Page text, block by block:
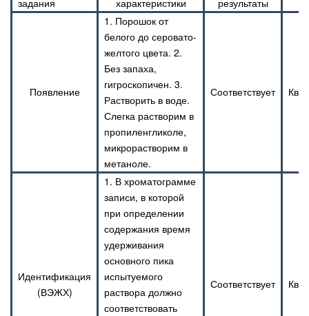
задания
характеристики
результаты
Появление
1. Порошок от
белого до серовато-
желтого цвета. 2.
Без запаха,
гигроскопичен. 3.
Растворить в воде.
Слегка растворим в
пропиленгликоле,
микрорастворим в
метаноле.
Соответствует
Идентификация
(ВЭЖХ)
1. В хроматограмме
записи, в которой
при определении
содержания время
удерживания
основного пика
испытуемого
раствора должно
соответствовать
Соответствует